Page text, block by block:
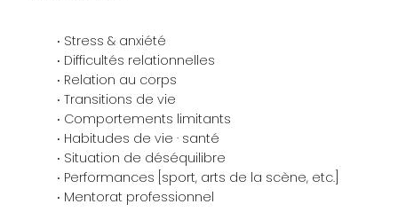
Stress & anxiété
Difficultés relationnelles
Relation au corps
Transitions de vie
Comportements limitants
Habitudes de vie · santé
Situation de déséquilibre
Performances [sport, arts de la scène, etc.]
Mentorat professionnel